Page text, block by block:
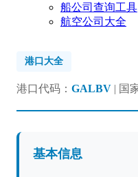
船公司查询工具
航空公司大全
港口大全
港口代码： GALBV | 国
基本信息